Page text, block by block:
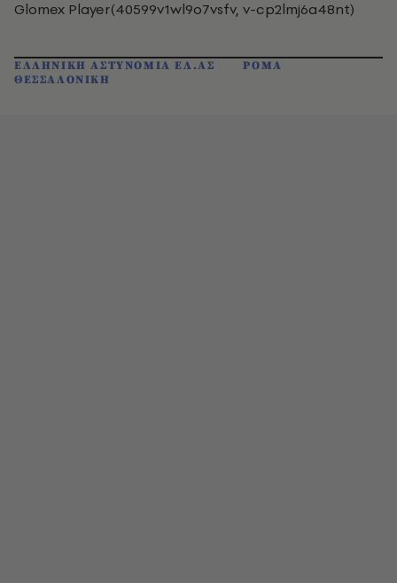
Glomex Player(40599v1wl9o7vsfv, v-cp2lmj6a48nt)
ΕΛΛΗΝΙΚΗ ΑΣΤΥΝΟΜΙΑ ΕΛ.ΑΣ
ΡΟΜΑ
ΘΕΣΣΑΛΟΝΙΚΗ